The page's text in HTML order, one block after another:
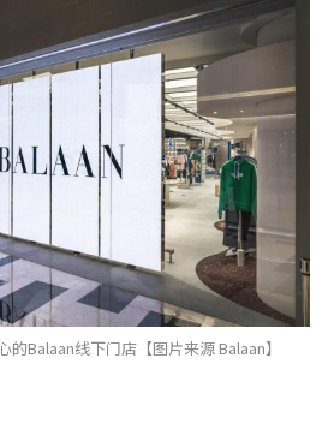
的Balaan线下门店【图片来源 Balaan】